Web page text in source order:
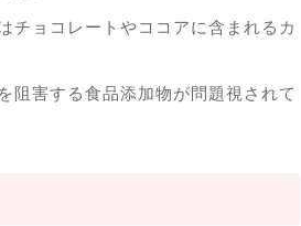
チョコレートやココアに含まれるカ
阻害する食品添加物が問題視されて